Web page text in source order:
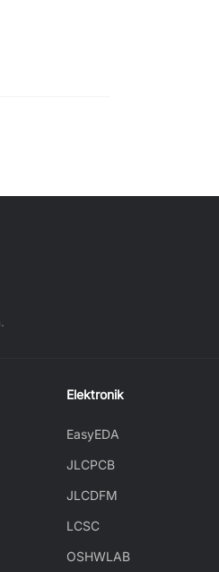
Elektronik
EasyEDA
JLCPCB
JLCDFM
LCSC
OSHWLAB